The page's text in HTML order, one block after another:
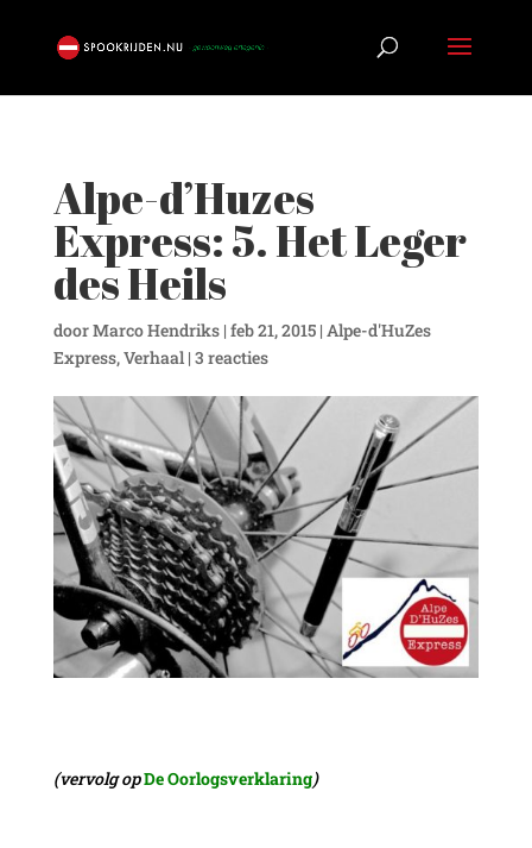
Alpe-d’Huzes
Express: 5. Het Leger
des Heils
doorMarco Hendriks| feb 21, 2015| Alpe-d'HuZes
Express,Verhaal| 3 reacties
(vervolg opDe Oorlogsverklaring)